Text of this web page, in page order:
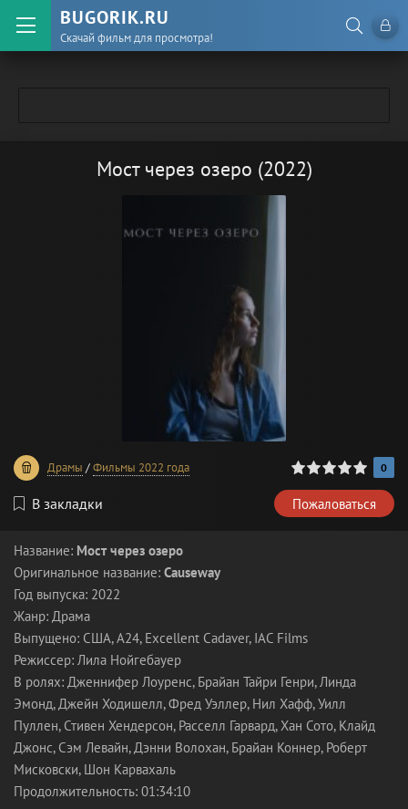
BUGORIK.RU
Скачай фильм для просмотра!
Мост через озеро (2022)
Драмы /Фильмы 2022 года
0 0
В закладки Пожаловаться
Название: Мост через озеро
Оригинальное название: Causeway
Год выпуска: 2022
Жанр: Драма
Выпущено: США, A24, Excellent Cadaver, IAC Films
Режиссер: Лила Нойгебауер
В ролях: Дженнифер Лоуренс, Брайан Тайри Генри, Линда
Эмонд, Джейн Ходишелл, Фред Уэллер, Нил Хафф, Уилл
Пуллен, Стивен Хендерсон, Расселл Гарвард, Хан Сото, Клайд
Джонс, Сэм Левайн, Дэнни Волохан, Брайан Коннер, Роберт
Мисковски, Шон Карвахаль
Продолжительность: 01:34:10